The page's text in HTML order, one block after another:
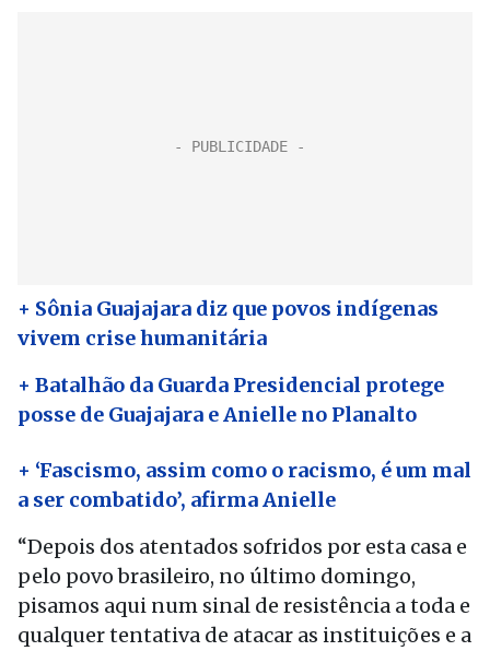
+ Sônia Guajajara diz que povos indígenas
vivem crise humanitária
+ Batalhão da Guarda Presidencial protege
posse de Guajajara e Anielle no Planalto
+ ‘Fascismo, assim como o racismo, é um mal
a ser combatido’, afirma Anielle
“Depois dos atentados sofridos por esta casa e
pelo povo brasileiro, no último domingo,
pisamos aqui num sinal de resistência a toda e
qualquer tentativa de atacar as instituições e a